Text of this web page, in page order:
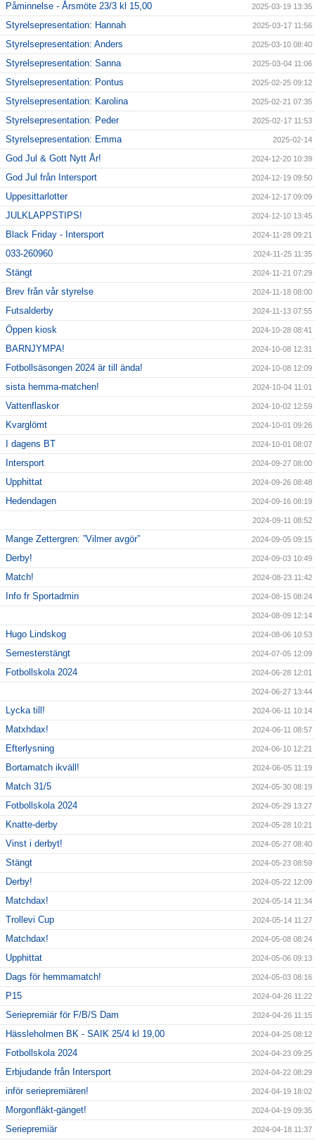
Påminnelse - Årsmöte 23/3 kl 15,00 2025-03-19 13:35
Styrelsepresentation: Hannah 2025-03-17 11:56
Styrelsepresentation: Anders 2025-03-10 08:40
Styrelsepresentation: Sanna 2025-03-04 11:06
Styrelsepresentation: Pontus 2025-02-25 09:12
Styrelsepresentation: Karolina 2025-02-21 07:35
Styrelsepresentation: Peder 2025-02-17 11:53
Styrelsepresentation: Emma 2025-02-14
God Jul & Gott Nytt År! 2024-12-20 10:39
God Jul från Intersport 2024-12-19 09:50
Uppesittarlotter 2024-12-17 09:09
JULKLAPPSTIPS! 2024-12-10 13:45
Black Friday - Intersport 2024-11-28 09:21
033-260960 2024-11-25 11:35
Stängt 2024-11-21 07:29
Brev från vår styrelse 2024-11-18 08:00
Futsalderby 2024-11-13 07:55
Öppen kiosk 2024-10-28 08:41
BARNJYMPA! 2024-10-08 12:31
Fotbollsäsongen 2024 är till ända! 2024-10-08 12:09
sista hemma-matchen! 2024-10-04 11:01
Vattenflaskor 2024-10-02 12:59
Kvarglömt 2024-10-01 09:26
I dagens BT 2024-10-01 08:07
Intersport 2024-09-27 08:00
Upphittat 2024-09-26 08:48
Hedendagen 2024-09-16 08:19
2024-09-11 08:52
Mange Zettergren: ”Vilmer avgör” 2024-09-05 09:15
Derby! 2024-09-03 10:49
Match! 2024-08-23 11:42
Info fr Sportadmin 2024-08-15 08:24
2024-08-09 12:14
Hugo Lindskog 2024-08-06 10:53
Semesterstängt 2024-07-05 12:09
Fotbollskola 2024 2024-06-28 12:01
2024-06-27 13:44
Lycka till! 2024-06-11 10:14
Matxhdax! 2024-06-11 08:57
Efterlysning 2024-06-10 12:21
Bortamatch ikväll! 2024-06-05 11:19
Match 31/5 2024-05-30 08:19
Fotbollskola 2024 2024-05-29 13:27
Knatte-derby 2024-05-28 10:21
Vinst i derbyt! 2024-05-27 08:40
Stängt 2024-05-23 08:59
Derby! 2024-05-22 12:09
Matchdax! 2024-05-14 11:34
Trollevi Cup 2024-05-14 11:27
Matchdax! 2024-05-08 08:24
Upphittat 2024-05-06 09:13
Dags för hemmamatch! 2024-05-03 08:16
P15 2024-04-26 11:22
Seriepremiär för F/B/S Dam 2024-04-26 11:15
Hässleholmen BK - SAIK 25/4 kl 19,00 2024-04-25 08:12
Fotbollskola 2024 2024-04-23 09:25
Erbjudande från Intersport 2024-04-22 08:29
inför seriepremiären! 2024-04-19 18:02
Morgonfläkt-gänget! 2024-04-19 09:35
Seriepremiär 2024-04-18 11:37